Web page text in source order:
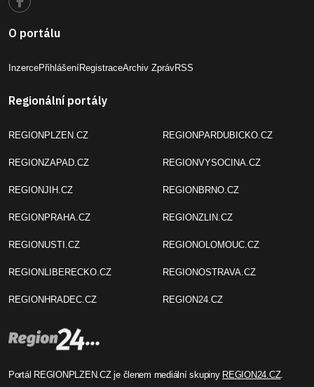
O portálu
InzercePřihlášeníRegistraceArchiv ZprávRSS
Regionální portály
REGIONPLZEN.CZ
REGIONZAPAD.CZ
REGIONJIH.CZ
REGIONPRAHA.CZ
REGIONUSTI.CZ
REGIONLIBERECKO.CZ
REGIONHRADEC.CZ
REGIONPARDUBICKO.CZ
REGIONVYSOCINA.CZ
REGIONBRNO.CZ
REGIONZLIN.CZ
REGIONOLOMOUC.CZ
REGIONOSTRAVA.CZ
REGION24.CZ
Portál REGIONPLZEN.CZ je členem mediální skupiny REGION24.CZ.